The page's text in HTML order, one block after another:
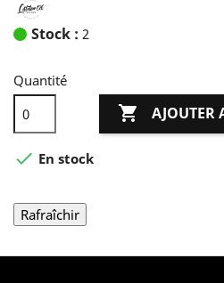
Stock : 2
Quantité
 AJOUTER
 En stock